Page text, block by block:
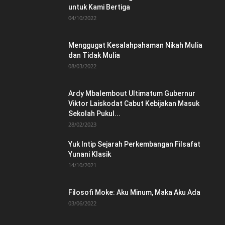
untuk Kami Bertiga
04/10/2022
Menggugat Kesalahpahaman Nikah Mulia
dan Tidak Mulia
08/03/2022
Ardy Mbalembout Ultimatum Gubernur
Viktor Laiskodat Cabut Kebijakan Masuk
Sekolah Pukul...
28/02/2023
Yuk Intip Sejarah Perkembangan Filsafat
Yunani Klasik
14/10/2021
Filosofi Moke: Aku Minum, Maka Aku Ada
03/06/2022